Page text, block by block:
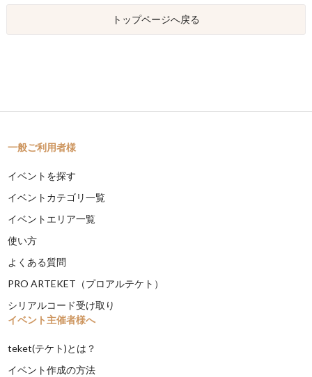
トップページへ戻る
一般ご利用者様
イベントを探す
イベントカテゴリ一覧
イベントエリア一覧
使い方
よくある質問
PRO ARTEKET（プロアルテケト）
シリアルコード受け取り
イベント主催者様へ
teket(テケト)とは？
イベント作成の方法